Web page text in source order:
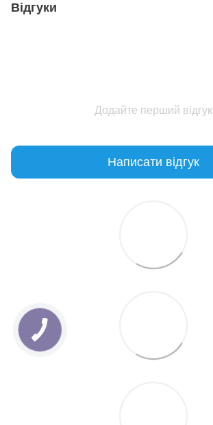
Відгуки
Додайте перший відгук
Написати відгук